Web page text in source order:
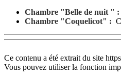
Chambre "Belle de nuit " :
Chambre "Coquelicot" :
Ce contenu a été extrait du site
Vous pouvez utiliser la fonction